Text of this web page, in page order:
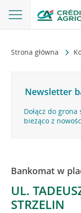
Strona główna
Newsletter
Dołącz do
bieżąco z
Bankomat w
UL.
STRZELIN